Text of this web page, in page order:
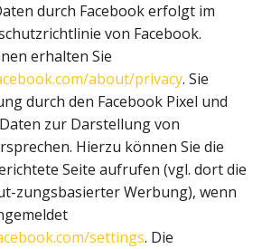
durch Facebook erfolgt im
von Facebook.
erhalten Sie
about/privacy. Sie
durch den Facebook Pixel und
zur Darstellung von
Hierzu können Sie die
Seite aufrufen (vgl. dort die
zungsbasierter Werbung), wenn
settings. Die